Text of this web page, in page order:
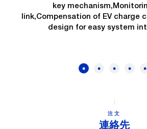
key
link,Compensation of EV charge
design for easy system
注文
連絡先